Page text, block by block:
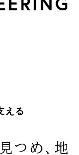
える
つめ、地